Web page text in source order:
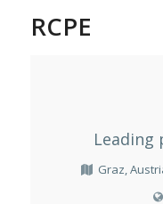
RCPE
Leading
Graz,